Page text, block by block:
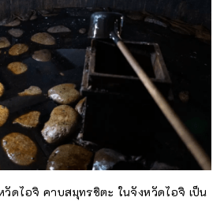
วัดไอจิ คาบสมุทรชิตะ ในจังหวัดไอจิ เป็น